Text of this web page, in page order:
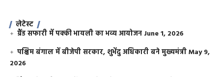
लेटेस्ट
ग्रैंड सफारी में पक्की भायली का भव्य आयोजन June 1, 2026
पश्चिम बंगाल में बीजेपी सरकार, शुभेंदु अधिकारी बने मुख्यमंत्रीMay 9,
2026